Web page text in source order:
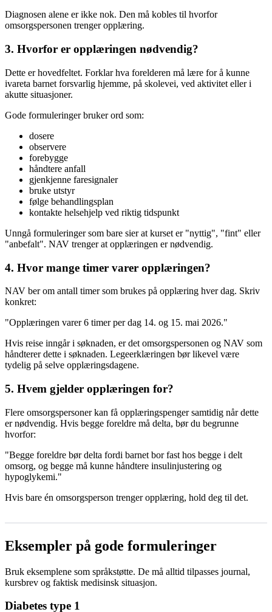
Diagnosen alene er ikke nok. Den må kobles til hvorfor
omsorgspersonen trenger opplæring.
3. Hvorfor er opplæringen nødvendig?
Dette er hovedfeltet. Forklar hva forelderen må lære for å kunne
ivareta barnet forsvarlig hjemme, på skolevei, ved aktivitet eller i
akutte situasjoner.
Gode formuleringer bruker ord som:
dosere
observere
forebygge
håndtere anfall
gjenkjenne faresignaler
bruke utstyr
følge behandlingsplan
kontakte helsehjelp ved riktig tidspunkt
Unngå formuleringer som bare sier at kurset er "nyttig", "fint" eller
"anbefalt". NAV trenger at opplæringen er nødvendig.
4. Hvor mange timer varer opplæringen?
NAV ber om antall timer som brukes på opplæring hver dag. Skriv
konkret:
"Opplæringen varer 6 timer per dag 14. og 15. mai 2026."
Hvis reise inngår i søknaden, er det omsorgspersonen og NAV som
håndterer dette i søknaden. Legeerklæringen bør likevel være
tydelig på selve opplæringsdagene.
5. Hvem gjelder opplæringen for?
Flere omsorgspersoner kan få opplæringspenger samtidig når dette
er nødvendig. Hvis begge foreldre må delta, bør du begrunne
hvorfor:
"Begge foreldre bør delta fordi barnet bor fast hos begge i delt
omsorg, og begge må kunne håndtere insulinjustering og
hypoglykemi."
Hvis bare én omsorgsperson trenger opplæring, hold deg til det.
Eksempler på gode formuleringer
Bruk eksemplene som språkstøtte. De må alltid tilpasses journal,
kursbrev og faktisk medisinsk situasjon.
Diabetes type 1